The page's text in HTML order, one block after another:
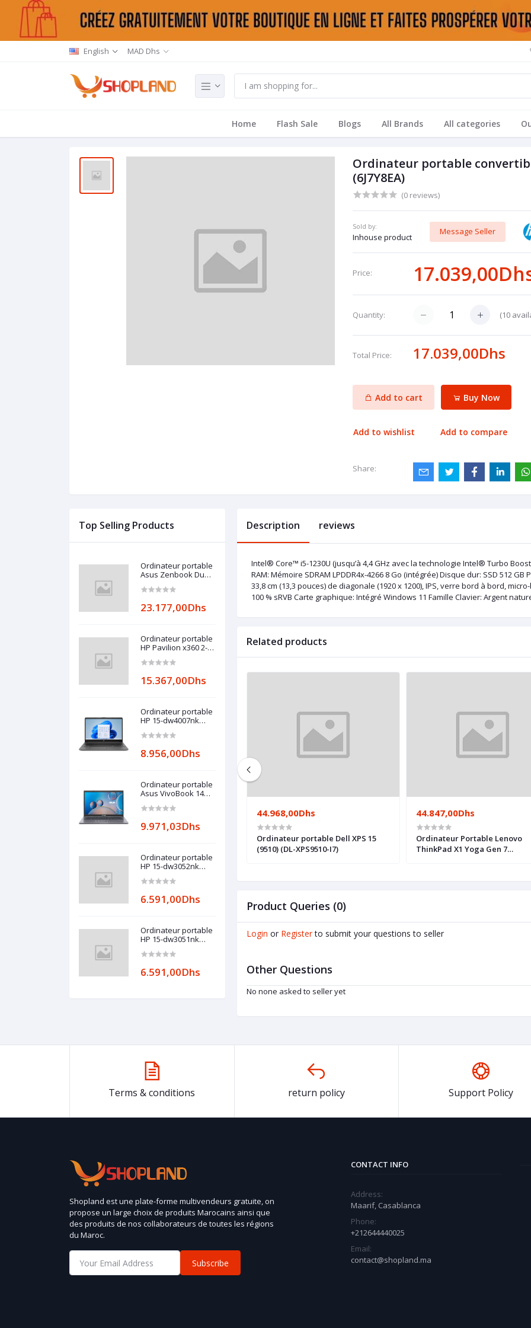
English MAD Dhs
Home Flash Sale Blogs All Brands All categories
Ordinateur portable
(6J7Y8EA)
(0 reviews)
Sold by:
Inhouse product
Message Seller
Price:
Quantity: (10
Total Price: 17.039,00Dhs
Add to cart Buy Now
Add to wishlist Add to compare
Share:
Top Selling Products
Ordinateur portable
Asus Zenbook Duo
23.177,00Dhs
Ordinateur portable
HP Pavilion x360 2-
ek0000nk (6E1D2EA)
15.367,00Dhs
Ordinateur portable
HP 15-dw4007nk
8.956,00Dhs
Ordinateur portable
Asus VivoBook 14
9.971,03Dhs
Ordinateur portable
HP 15-dw3052nk
6.591,00Dhs
Ordinateur portable
HP 15-dw3051nk
6.591,00Dhs
Description reviews
Intel® Core™ i5-1230U (jusqu’à 4,4 GHz avec la technologie Intel® Turbo
RAM: Mémoire SDRAM LPDDR4x-4266 8 Go (intégrée) Disque dur: SSD 512
33,8 cm (13,3 pouces) de diagonale (1920 x 1200), IPS, verre bord à bord,
100 % sRVB Carte graphique: Intégré Windows 11 Famille Clavier: Argent
Related products
28.677,00Dhs 44.968,00Dhs
Ordinateur portable Dell XPS 15
(9510) (DL-XPS9510-I7)
44.847,00Dhs
Ordinateur Portable Lenovo
ThinkPad X1 Yoga Gen 7
Product Queries (0)
Login or Register to submit your questions to seller
Other Questions
No none asked to seller yet
Terms & conditions return policy Support Policy
Shopland est une plate-forme multivendeurs gratuite, on
propose un large choix de produits Marocains ainsi que
des produits de nos collaborateurs de toutes les régions
du Maroc.
Subscribe
CONTACT INFO
Address:
Maarif, Casablanca
Phone:
+212644440025
Email:
contact@shopland.ma